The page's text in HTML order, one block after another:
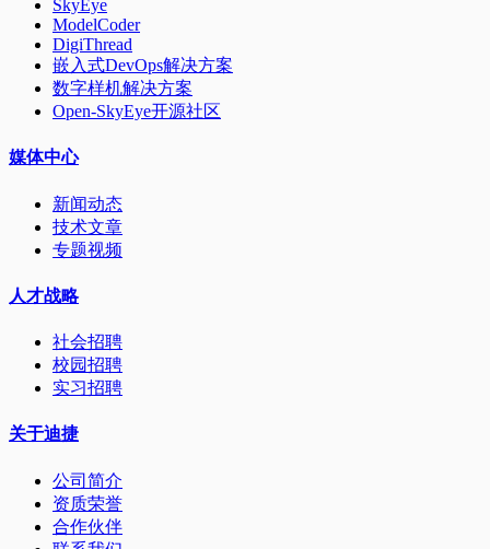
SkyEye
ModelCoder
DigiThread
嵌入式DevOps解决方案
数字样机解决方案
Open-SkyEye开源社区
媒体中心
新闻动态
技术文章
专题视频
人才战略
社会招聘
校园招聘
实习招聘
关于迪捷
公司简介
资质荣誉
合作伙伴